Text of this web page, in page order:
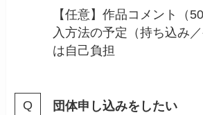
【任意】作品コメント（
入方法の予定（持ち込み
は自己負担
団体申し込みをしたい